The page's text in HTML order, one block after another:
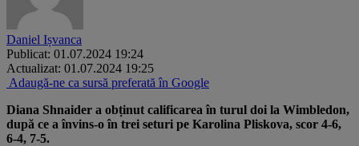
Daniel Ișvanca
Publicat: 01.07.2024 19:24
Actualizat: 01.07.2024 19:25
Adaugă-ne ca sursă preferată în Google
Diana Shnaider a obținut calificarea în turul doi la Wimbledon,
după ce a învins-o în trei seturi pe Karolina Pliskova, scor 4-6,
6-4, 7-5.